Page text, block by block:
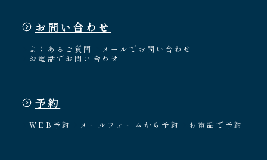
お問い合わせ
よくあるご質問
メールでお問い合わせ
お電話でお問い合わせ
予約
WEB予約 メールフォームから予約 お電話で予約